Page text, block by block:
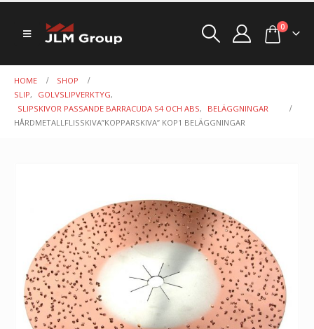
0
HOME
SHOP
SLIP, GOLVSLIPVERKTYG,
SLIPSKIVOR PASSANDE BARRACUDA S4 OCH ABS,
BELÄGGNINGAR
HÅRDMETALLFLISSKIVA”KOPPARSKIVA” KOP1 BELÄGGNINGAR